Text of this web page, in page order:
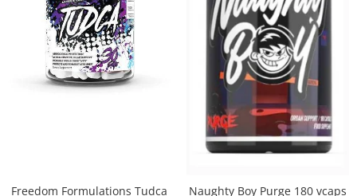
Freedom Formulations Tudca
Naughty Boy Purge 180 vcaps